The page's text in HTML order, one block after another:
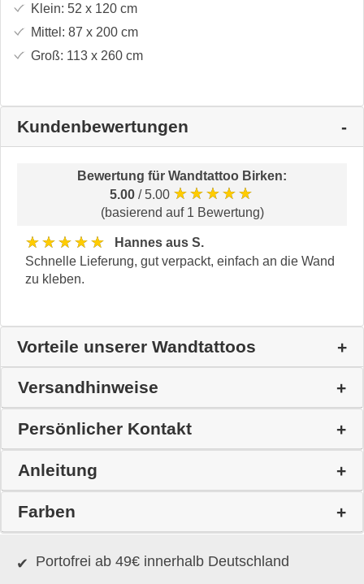
Klein: 52 x 120cm
Mittel: 87 x 200cm
Groß: 113 x 260cm
Kundenbewertungen
Bewertung für Wandtattoo Birken:
5.00 / 5.00 ★★★★★
(basierend auf 1 Bewertung)
★★★★★
Hannes aus S.
Schnelle Lieferung, gut verpackt, einfach an die Wand
zu kleben.
Vorteile unserer Wandtattoos
Versandhinweise
Persönlicher Kontakt
Anleitung
Farben
Portofrei ab 49€ innerhalb Deutschland